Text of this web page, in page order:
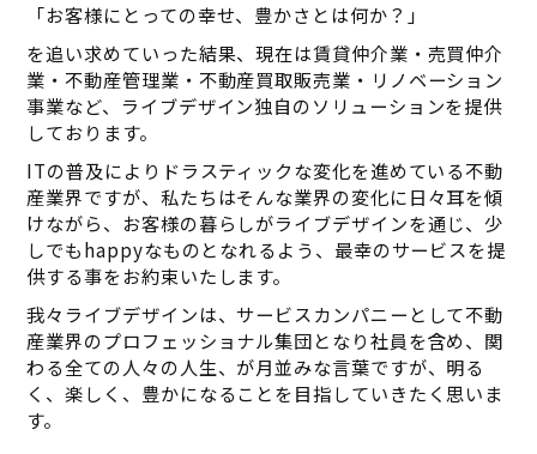
「お客様にとっての幸せ、豊かさとは何か？」
を追い求めていった結果、現在は賃貸仲介業・売買仲介
業・不動産管理業・不動産買取販売業・リノベーション
事業など、ライブデザイン独自のソリューションを提供
しております。
ITの普及によりドラスティックな変化を進めている不動
産業界ですが、私たちはそんな業界の変化に日々耳を傾
けながら、お客様の暮らしがライブデザインを通じ、少
しでもhappyなものとなれるよう、最幸のサービスを提
供する事をお約束いたします。
我々ライブデザインは、サービスカンパニーとして不動
産業界のプロフェッショナル集団となり社員を含め、関
わる全ての人々の人生、が月並みな言葉ですが、明る
く、楽しく、豊かになることを目指していきたく思いま
す。